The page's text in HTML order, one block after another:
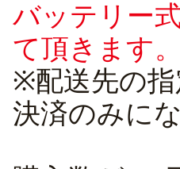
バッテリー
て頂きます。
※配送先の
決済のみに